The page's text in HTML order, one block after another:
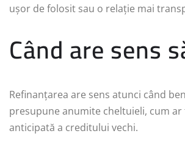
ușor de folosit sau o relație mai
Când are sens
Refinanțarea are sens atunci când
presupune anumite cheltuieli, cum
anticipată a creditului vechi.